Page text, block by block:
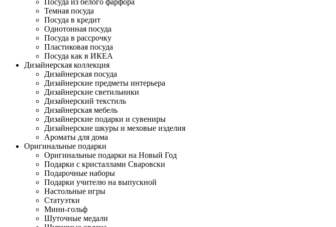
Посуда из белого фарфора
Темная посуда
Посуда в кредит
Однотонная посуда
Посуда в рассрочку
Пластиковая посуда
Посуда как в ИКЕА
Дизайнерская коллекция
Дизайнерская посуда
Дизайнерские предметы интерьера
Дизайнерские светильники
Дизайнерский текстиль
Дизайнерская мебель
Дизайнерские подарки и сувениры
Дизайнерские шкуры и меховые изделия
Ароматы для дома
Оригинальные подарки
Оригинальные подарки на Новый Год
Подарки с кристаллами Сваровски
Подарочные наборы
Подарки учителю на выпускной
Настольные игры
Статуэтки
Мини-гольф
Шуточные медали